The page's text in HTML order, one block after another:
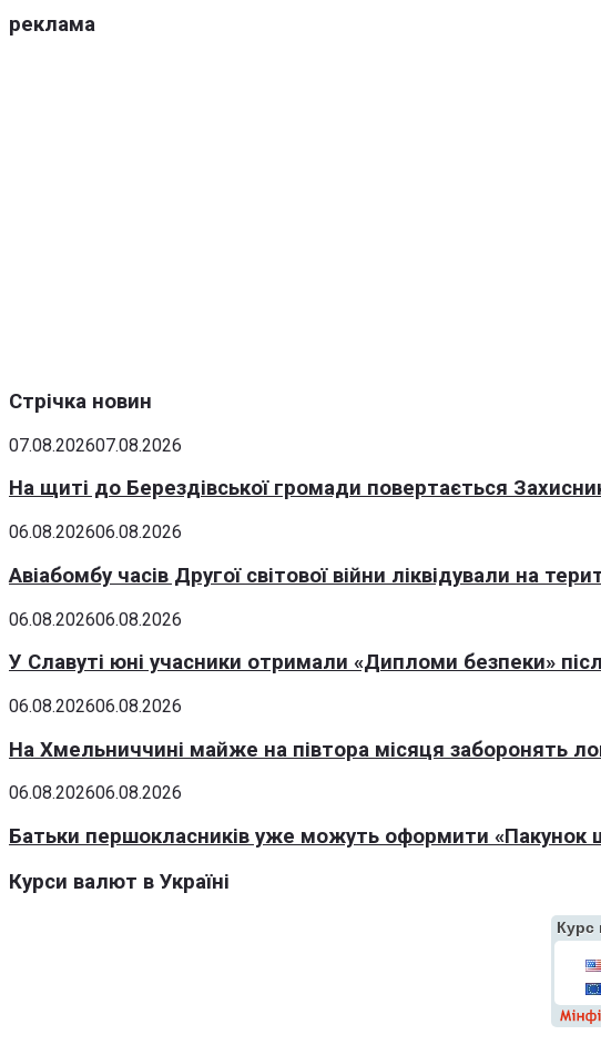
реклама
Стрічка новин
07.08.202607.08.2026
На щиті до Берездівської громади повертається
06.08.202606.08.2026
Авіабомбу часів Другої світової війни ліквідували на
06.08.202606.08.2026
У Славуті юні учасники отримали «Дипломи безпеки»
06.08.202606.08.2026
На Хмельниччині майже на півтора місяця заборонять
06.08.202606.08.2026
Батьки першокласників уже можуть оформити «Пакунок
Курси валют в Україні